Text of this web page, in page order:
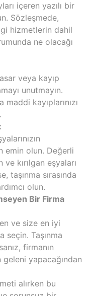
içeren yazılı bir
Sözleşmede,
hizmetlerin dahil
ne olacağı
veya kayıp
unutmayın.
kayıplarınızı
emin olun. Değerli
ve kırılgan eşyaları
taşınma sırasında
olun.
Bir Firma
ve size en iyi
seçin. Taşınma
firmanın
geleni yapacağından
alırken bu